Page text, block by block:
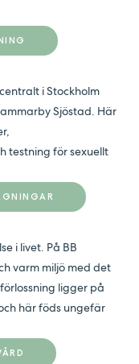
i Stockholm
Sjöstad. Här
testning för sexuellt
i livet. På BB
varm miljö med det
ligger på
här föds ungefär